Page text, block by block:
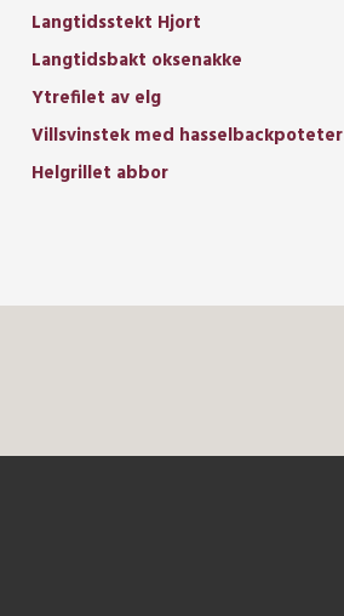
Langtidsstekt Hjort
Langtidsbakt oksenakke
Ytrefilet av elg
Villsvinstek med hasselbackpoteter
Helgrillet abbor